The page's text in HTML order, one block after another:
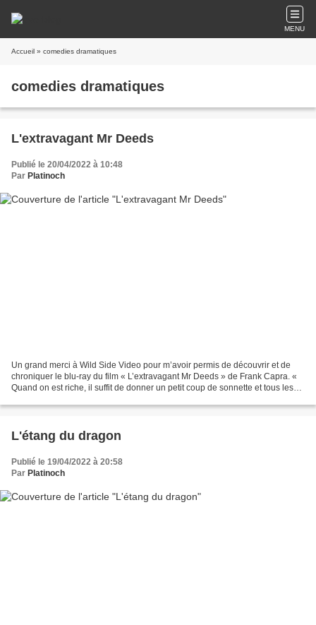
MENU
Accueil » comedies dramatiques
comedies dramatiques
L'extravagant Mr Deeds
Publié le 20/04/2022 à 10:48
Par Platinoch
Un grand merci à Wild Side Video pour m’avoir permis de découvrir et de
chroniquer le blu-ray du film « L’extravagant Mr Deeds » de Frank Capra. «
Quand on est riche, il suffit de donner un petit coup de sonnette et tous les
L'étang du dragon
Publié le 19/04/2022 à 20:58
Par Platinoch